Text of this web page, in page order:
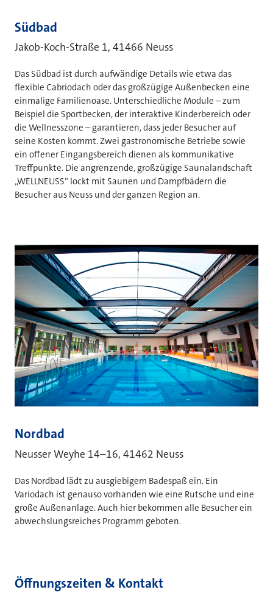
Südbad
Jakob-Koch-Straße 1, 41466 Neuss
Das Südbad ist durch aufwändige Details wie etwa das
flexible Cabriodach oder das großzügige Außenbecken eine
einmalige Familienoase. Unterschiedliche Module – zum
Beispiel die Sportbecken, der interaktive Kinderbereich oder
die Wellnesszone – garantieren, dass jeder Besucher auf
seine Kosten kommt. Zwei gastronomische Betriebe sowie
ein offener Eingangsbereich dienen als kommunikative
Treffpunkte. Die angrenzende, großzügige Saunalandschaft
„WELLNEUSS“ lockt mit Saunen und Dampfbädern die
Besucher aus Neuss und der ganzen Region an.
Nordbad
Neusser Weyhe 14–16, 41462 Neuss
Das Nordbad lädt zu ausgiebigem Badespaß ein. Ein
Variodach ist genauso vorhanden wie eine Rutsche und eine
große Außenanlage. Auch hier bekommen alle Besucher ein
abwechslungsreiches Programm geboten.
Öffnungszeiten & Kontakt